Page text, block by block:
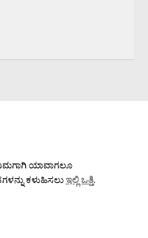
ಯಾವಾಗಲೂ
ಕಳುಹಿಸಲುಇಲ್ಲಿ ಒತ್ತಿ.